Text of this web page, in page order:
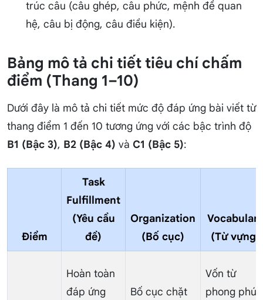
trúc câu (câu ghép, câu phức, mệnh đề quan
hệ, câu bị động, câu điều kiện).
Bảng mô tả chi tiết tiêu chí chấm
điểm (Thang 1–10)
Dưới đây là mô tả chi tiết mức độ đáp ứng bài viết từ
thang điểm 1 đến 10 tương ứng với các bậc trình độ
B1 (Bậc 3), B2 (Bậc 4) và C1 (Bậc 5):
Điểm
Task
Fulfillment
(Yêu cầu
đề)
Organization
(Bố cục)
Vocabulary
(Từ vựng)
Hoàn toàn
đáp ứng
Bố cục chặt
Vốn từ
phong phú,